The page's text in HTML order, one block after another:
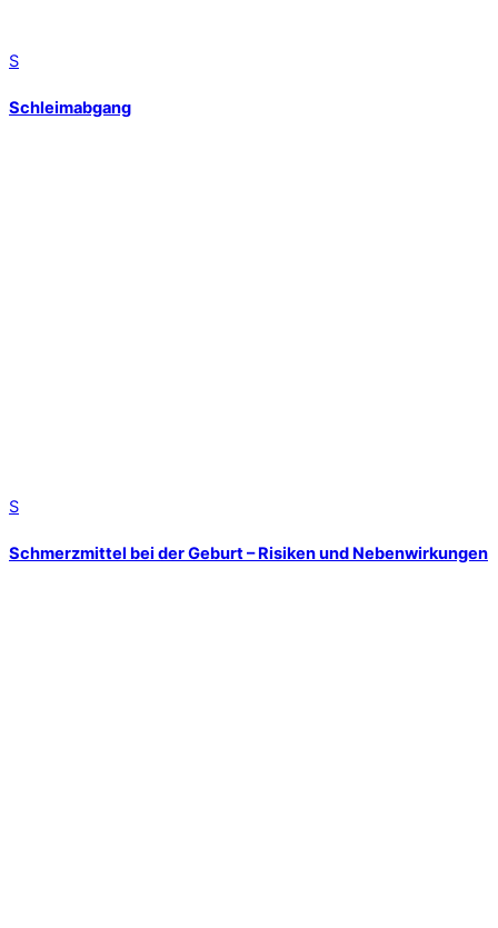
S
Schleimabgang
S
Schmerzmittel bei der Geburt – Risiken und Nebenwirkungen